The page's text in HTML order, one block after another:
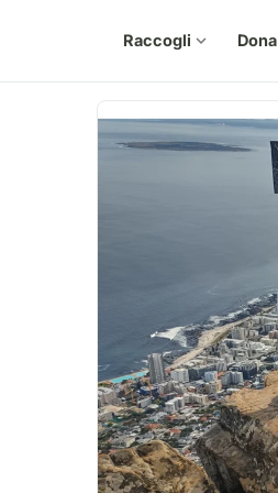
Raccogli expand_more Dona